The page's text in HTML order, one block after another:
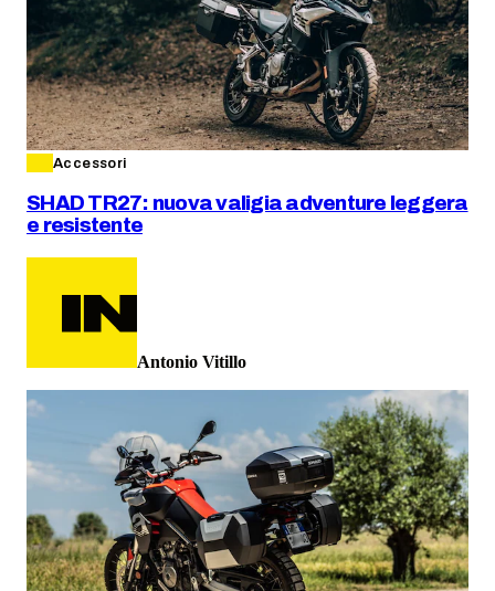
Accessori
SHAD TR27: nuova valigia adventure leggera
e resistente
Antonio Vitillo